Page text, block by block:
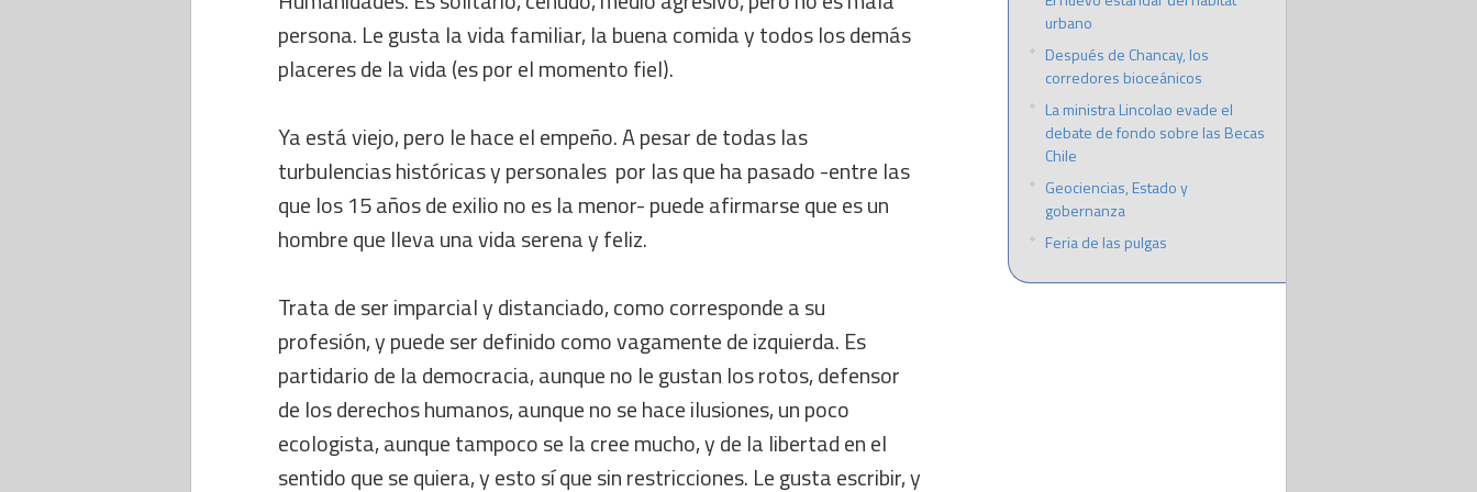
persona. Le gusta la vida familiar, la buena comida y todos los demás
placeres de la vida (es por el momento fiel).
Ya está viejo, pero le hace el empeño. A pesar de todas las
turbulencias históricas y personales por las que ha pasado -entre las
que los 15 años de exilio no es la menor- puede afirmarse que es un
hombre que lleva una vida serena y feliz.
Trata de ser imparcial y distanciado, como corresponde a su
profesión, y puede ser definido como vagamente de izquierda. Es
partidario de la democracia, aunque no le gustan los rotos, defensor
de los derechos humanos, aunque no se hace ilusiones, un poco
ecologista, aunque tampoco se la cree mucho, y de la libertad en el
sentido que se quiera, y esto sí que sin restricciones. Le gusta escribir, y
urbano
Después de Chancay, los
corredores bioceánicos
La ministra Lincolao evade el
debate de fondo sobre las Becas
Chile
Geociencias, Estado y
gobernanza
Feria de las pulgas